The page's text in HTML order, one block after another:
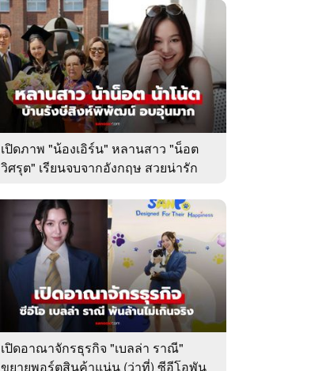
เปิดภาพ "น้องเอิร์น" หลานสาว "น็อต
วิศรุต" เรียนจบจากอังกฤษ สวยน่ารัก
เปิดอาณาจักรธุรกิจ "เบลล่า ราณี"
ขยายพอร์ตสินค้าแน่น (ว่าที่) ซีอีโอพัน